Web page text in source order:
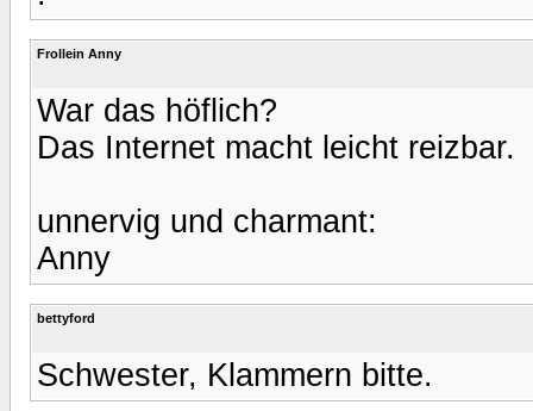
Frollein Anny
War das höflich?
Das Internet macht leicht reizbar.
unnervig und charmant:
Anny
bettyford
Schwester, Klammern bitte.